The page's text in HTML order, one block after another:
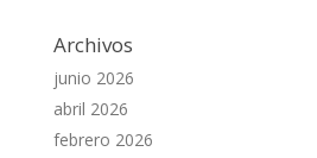
Archivos
junio 2026
abril 2026
febrero 2026